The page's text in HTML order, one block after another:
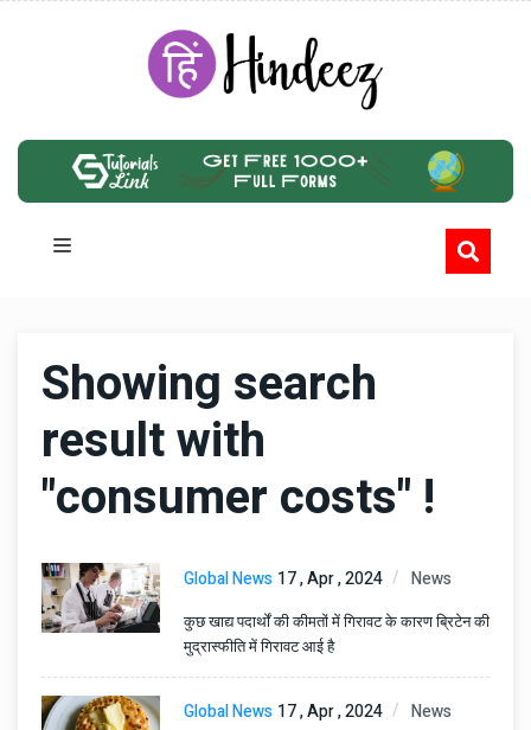
Showing search
result with
"consumer costs" !
Global News 17 , Apr , 2024 News
कुछ खाद्य पदार्थों की कीमतों में गिरावट के कारण ब्रिटेन की
मुद्रास्फीति में गिरावट आई है
Global News 17 , Apr , 2024 News